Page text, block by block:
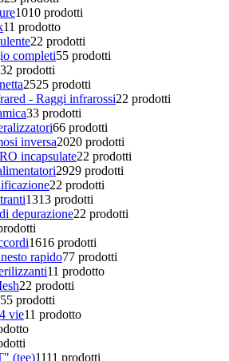
1010 prodotti
11 prodotto
22 prodotti
completi55 prodotti
32 prodotti
2525 prodotti
- Raggi infrarossi22 prodotti
33 prodotti
66 prodotti
inversa2020 prodotti
incapsulate22 prodotti
2929 prodotti
22 prodotti
1313 prodotti
depurazione22 prodotti
1616 prodotti
rapido77 prodotti
11 prodotto
22 prodotti
55 prodotti
vie11 prodotto
(tee)1111 prodotti